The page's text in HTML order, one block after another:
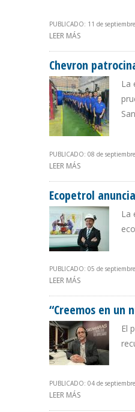
PUBLICADO: 11 de
LEER MÁS
Chevron
La
PUBLICADO: 08 de
LEER MÁS
Ecopetrol
La
PUBLICADO: 05 de
LEER MÁS
“Creemos en
El
PUBLICADO: 04 de
LEER MÁS